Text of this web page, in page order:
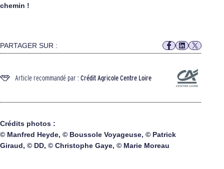
chemin !
PARTAGER SUR :
Article recommandé par : Crédit Agricole Centre Loire
Crédits photos :
© Manfred Heyde, © Boussole Voyageuse, © Patrick
Giraud, © DD, © Christophe Gaye, © Marie Moreau